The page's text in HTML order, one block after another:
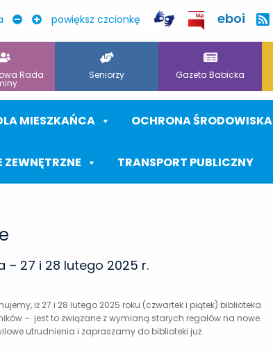
powiększ czcionkę eboi
Rada Seniorzy Gazeta Babicka
MIESZKAŃCA OCHRONA ŚRODOWISKA
ZEWNĘTRZNE TRANSPORT PUBLICZNY
– 27 i 28 lutego 2025 r.
iż 27 i 28 lutego 2025 roku (czwartek i piątek) biblioteka
– jest to związane z wymianą starych regałów na nowe.
utrudnienia i zapraszamy do biblioteki już